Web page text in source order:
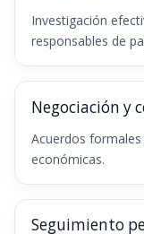
Investigación
responsables de
Negociación y
Acuerdos
económicas.
Seguimiento